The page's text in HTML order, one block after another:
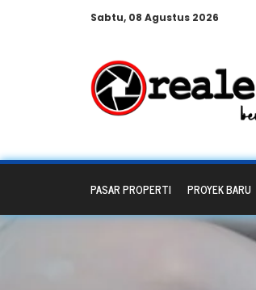
Sabtu, 08 Agustus 2026
PASAR PROPERTI PROYEK BARU